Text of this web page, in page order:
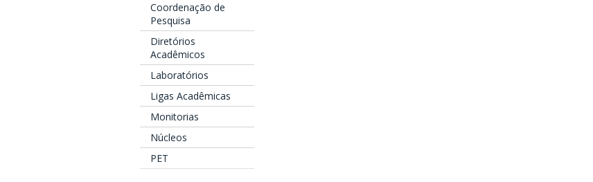
Coordenação de
Pesquisa
Diretórios
Acadêmicos
Laboratórios
Ligas Acadêmicas
Monitorias
Núcleos
PET